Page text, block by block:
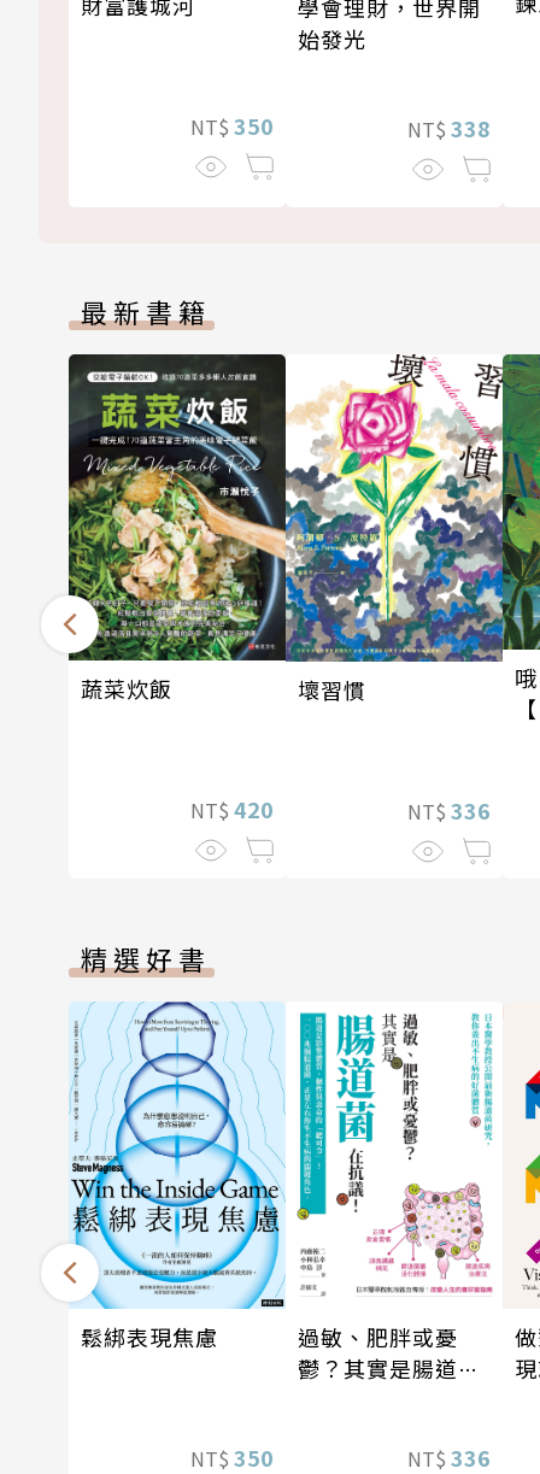
NT$ 350
學會理財，世界開
始發光
NT$ 338
最新書籍
蔬菜炊飯
NT$ 420
壞習慣
NT$ 336
精選好書
鬆綁表現焦慮
NT$ 350
過敏、肥胖或憂
鬱？其實是腸道菌
NT$ 336